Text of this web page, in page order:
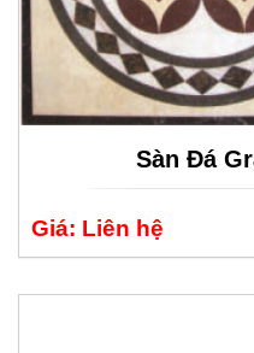
Sàn Đá
Giá: Liên hệ